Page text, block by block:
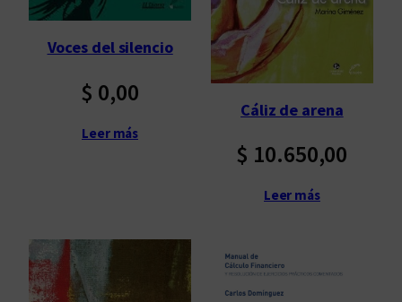
Voces del silencio
$ 0,00
Leer más
Cáliz de arena
$ 10.650,00
Leer más